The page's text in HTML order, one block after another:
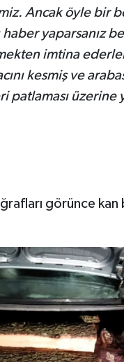
Ancak öyle bir
haber yaparsanız
imtina
kesmiş ve
patlaması
görünce kan